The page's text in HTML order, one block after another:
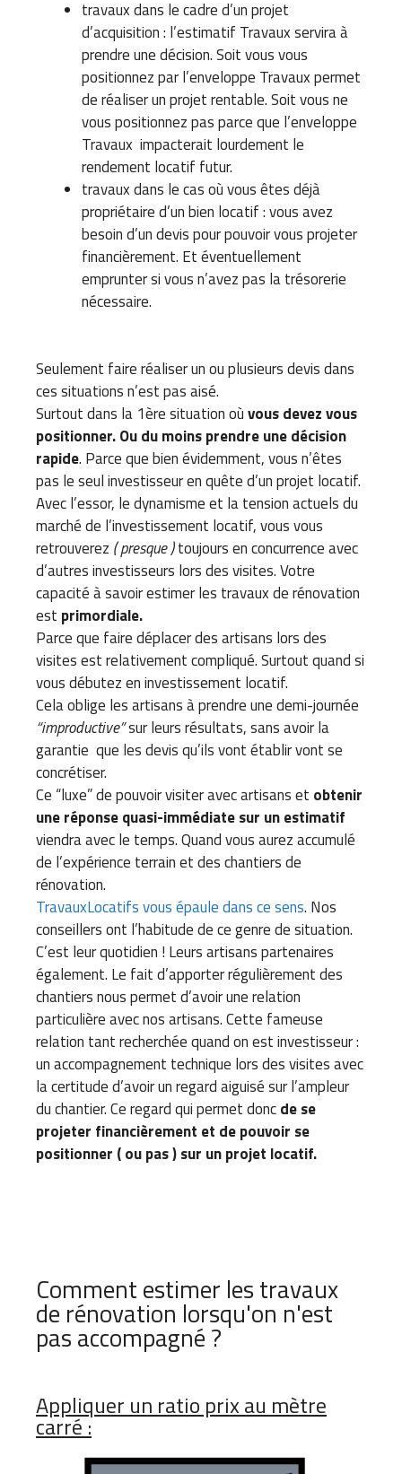
travaux dans le cadre d’un projet
d’acquisition : l’estimatif Travaux servira à
prendre une décision. Soit vous vous
positionnez par l’enveloppe Travaux permet
de réaliser un projet rentable. Soit vous ne
vous positionnez pas parce que l’enveloppe
Travaux impacterait lourdement le
rendement locatif futur.
travaux dans le cas où vous êtes déjà
propriétaire d’un bien locatif : vous avez
besoin d’un devis pour pouvoir vous projeter
financièrement. Et éventuellement
emprunter si vous n’avez pas la trésorerie
nécessaire.
Seulement faire réaliser un ou plusieurs devis dans
ces situations n’est pas aisé.
Surtout dans la 1ère situation oùvous devez vous
positionner. Ou du moins prendre une décision
rapide. Parce que bien évidemment, vous n’êtes
pas le seul investisseur en quête d’un projet locatif.
Avec l’essor, le dynamisme et la tension actuels du
marché de l’investissement locatif, vous vous
retrouverez ( presque )toujours en concurrence avec
d’autres investisseurs lors des visites. Votre
capacité à savoir estimer les travaux de rénovation
est primordiale.
Parce que faire déplacer des artisans lors des
visites est relativement compliqué. Surtout quand si
vous débutez en investissement locatif.
Cela oblige les artisans à prendre une demi-journée
“improductive”sur leurs résultats, sans avoir la
garantie que les devis qu’ils vont établir vont se
concrétiser.
Ce “luxe” de pouvoir visiter avec artisans et obtenir
une réponse quasi-immédiate sur un estimatif
viendra avec le temps. Quand vous aurez accumulé
de l’expérience terrain et des chantiers de
rénovation.
TravauxLocatifs vous épaule dans ce sens. Nos
conseillers ont l’habitude de ce genre de situation.
C’est leur quotidien ! Leurs artisans partenaires
également. Le fait d’apporter régulièrement des
chantiers nous permet d’avoir une relation
particulière avec nos artisans. Cette fameuse
relation tant recherchée quand on est investisseur :
un accompagnement technique lors des visites avec
la certitude d’avoir un regard aiguisé sur l’ampleur
du chantier. Ce regard qui permet doncde se
projeter financièrement et de pouvoir se
positionner ( ou pas ) sur un projet locatif.
Comment estimer les travaux
de rénovation lorsqu'on n'est
pas accompagné ?
Appliquer un ratio prix au mètre
carré :